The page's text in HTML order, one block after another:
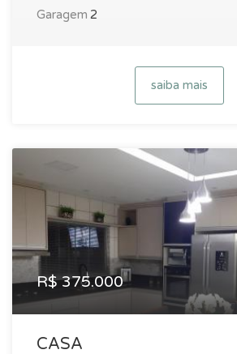
Garagem 2
saiba mais
R$ 375.000
CASA